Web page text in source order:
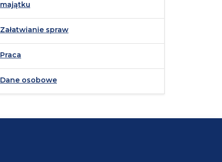
majątku
Załatwianie spraw
Praca
Dane osobowe